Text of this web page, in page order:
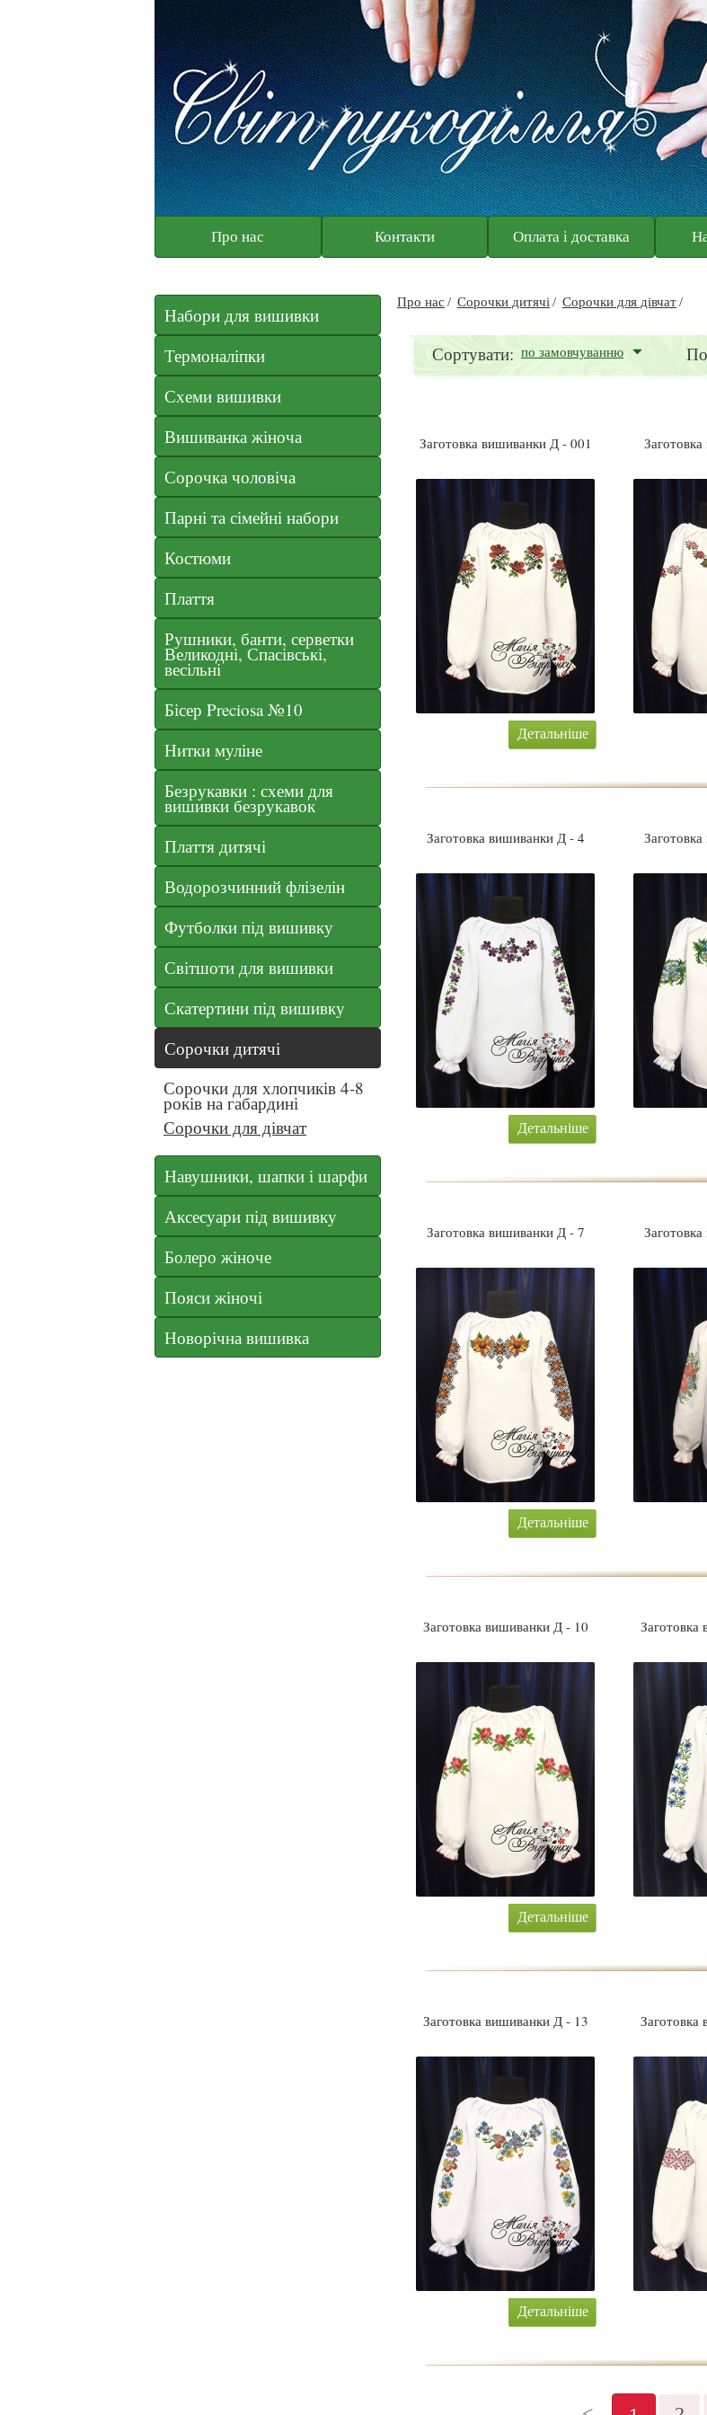
Про нас Контакти Оплата і доставка
Набори для вишивки
Термоналіпки
Схеми вишивки
Вишиванка жіноча
Сорочка чоловіча
Парні та сімейні набори
Костюми
Плаття
Рушники, банти, серветки
Великодні, Спасівські,
весільні
Бісер Preciosa №10
Нитки муліне
Безрукавки : схеми для
вишивки безрукавок
Плаття дитячі
Водорозчинний флізелін
Футболки під вишивку
Світшоти для вишивки
Скатертини під вишивку
Сорочки дитячі
Сорочки для хлопчиків 4-8
років на габардині
Сорочки для дівчат
Навушники, шапки і шарфи
Аксесуари під вишивку
Болеро жіноче
Пояси жіночі
Новорічна вишивка
Про нас Сорочки дитячі Сорочки для дівчат
Сортувати: по замовчуванню
Заготовка вишиванки Д - 001
Детальніше
Заготовка вишиванки Д - 4
Детальніше
Заготовка вишиванки Д - 7
Детальніше
Заготовка вишиванки Д - 10
Детальніше
Заготовка вишиванки Д - 13
Детальніше